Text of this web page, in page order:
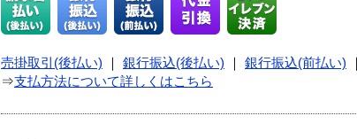
売掛取引(後払い) 銀行振込(後払い) 銀行振込(前払い)
⇒支払方法について詳しくはこちら